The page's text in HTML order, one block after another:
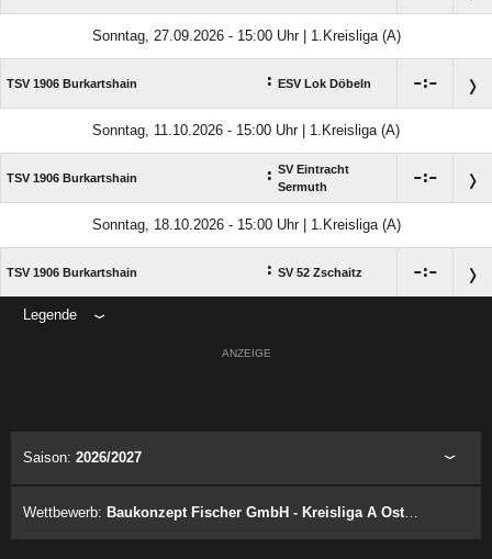
Sonntag, 27.09.2026 - 15:00 Uhr | 1.Kreisliga (A)
TSV 1906 Burkartshain : ESV Lok Döbeln :
Sonntag, 11.10.2026 - 15:00 Uhr | 1.Kreisliga (A)
TSV 1906 Burkartshain : SV Eintracht
Sermuth
:
Sonntag, 18.10.2026 - 15:00 Uhr | 1.Kreisliga (A)
TSV 1906 Burkartshain : SV 52 Zschaitz :
Legende
ANZEIGE
Saison: 2026/2027
Wettbewerb: Baukonzept Fischer GmbH - Kreisliga A Ost - Herren